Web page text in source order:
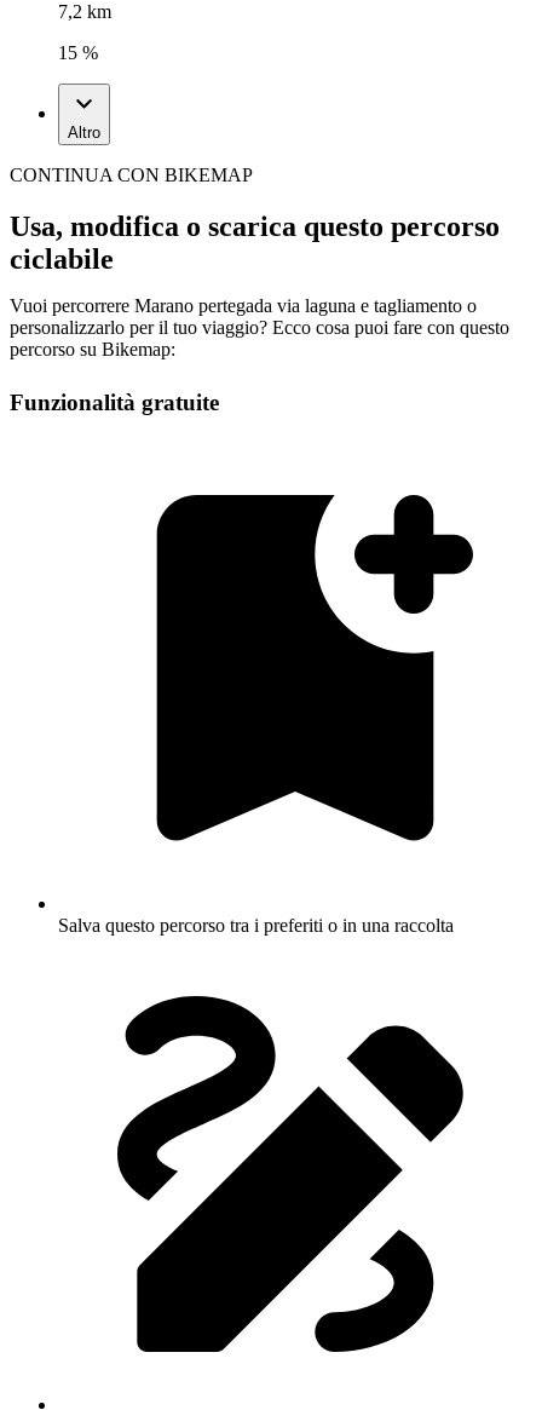
7,2 km
15 %
Altro
CONTINUA CON BIKEMAP
Usa, modifica o scarica questo percorso
ciclabile
Vuoi percorrere Marano pertegada via laguna e tagliamento o
personalizzarlo per il tuo viaggio? Ecco cosa puoi fare con questo
percorso su Bikemap:
Funzionalità gratuite
Salva questo percorso tra i preferiti o in una raccolta